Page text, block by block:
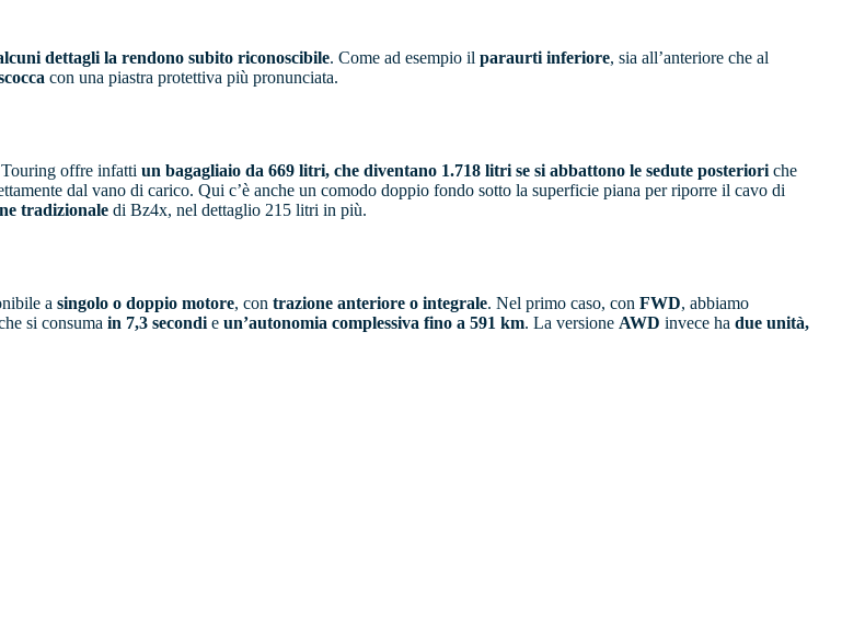
dettagli la rendono subito riconoscibile. Come ad esempio il paraurti inferiore, sia all’anteriore che al
con una piastra protettiva più pronunciata.
offre infatti un bagagliaio da 669 litri, che diventano 1.718 litri se si abbattono le sedute posteriori che
dal vano di carico. Qui c’è anche un comodo doppio fondo sotto la superficie piana per riporre il cavo di
tradizionale di Bz4x, nel dettaglio 215 litri in più.
a singolo o doppio motore, con trazione anteriore o integrale. Nel primo caso, con FWD, abbiamo
si consuma in 7,3 secondi e un’autonomia complessiva fino a 591 km. La versione AWD invece ha due unità,